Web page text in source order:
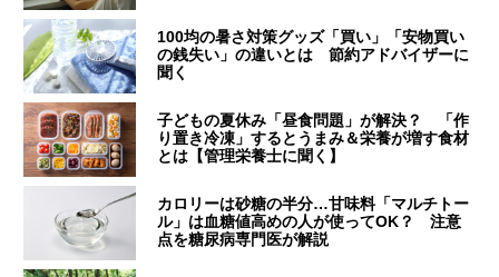
100均の暑さ対策グッズ「買い」「安物買い
の銭失い」の違いとは 節約アドバイザーに
聞く
子どもの夏休み「昼食問題」が解決？ 「作
り置き冷凍」するとうまみ＆栄養が増す食材
とは【管理栄養士に聞く】
カロリーは砂糖の半分…甘味料「マルチトー
ル」は血糖値高めの人が使ってOK？ 注意
点を糖尿病専門医が解説